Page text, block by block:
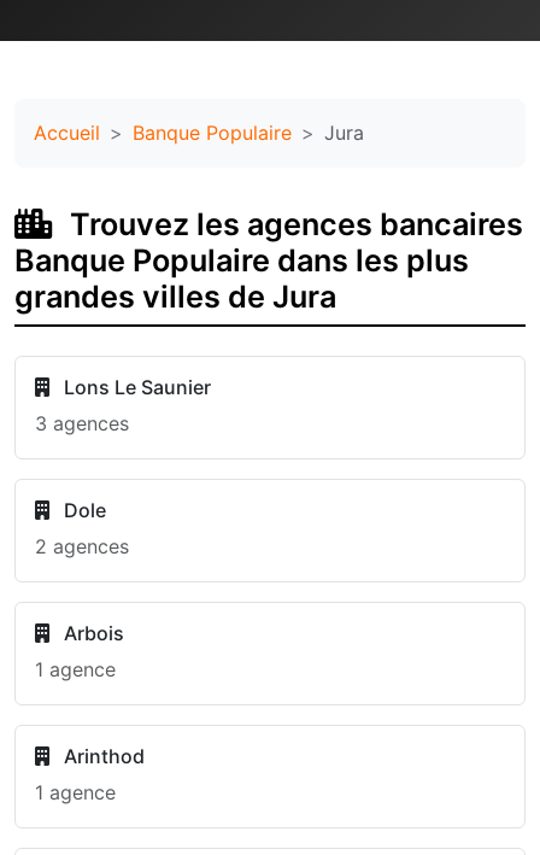
Accueil Banque Populaire Jura
Trouvez les agences bancaires
Banque Populaire dans les plus
grandes villes de Jura
Lons Le Saunier
3 agences
Dole
2 agences
Arbois
1 agence
Arinthod
1 agence